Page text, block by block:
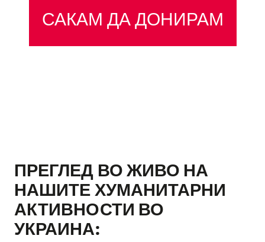
САКАМ ДА ДОНИРАМ
ПРЕГЛЕД ВО ЖИВО НА
НАШИТЕ ХУМАНИТАРНИ
АКТИВНОСТИ ВО
УКРАИНА: